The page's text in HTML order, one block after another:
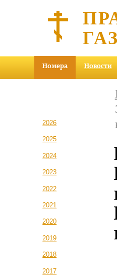
Номера Новости
2026
2025
2024
2023
2022
2021
2020
2019
2018
2017